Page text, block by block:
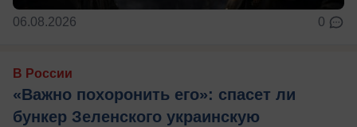
06.08.2026 0
В России
«Важно похоронить его»: спасет ли
бункер Зеленского украинскую